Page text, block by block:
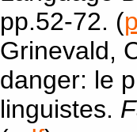
pp.52-72. (
Grinevald,
danger: le
linguistes.